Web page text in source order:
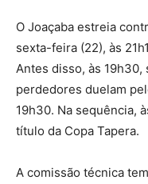
O Joaçaba estreia
sexta-feira (22), às
Antes disso, às 19h30,
perdedores duelam
19h30. Na sequência,
título da Copa Tapera.
A comissão técnica